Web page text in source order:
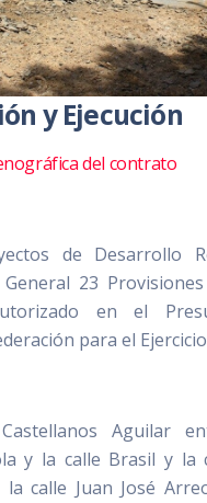
y Ejecución
del contrato
de Desarrollo
23
en el
para el
Aguilar
y la calle Brasil y la
calle Juan José